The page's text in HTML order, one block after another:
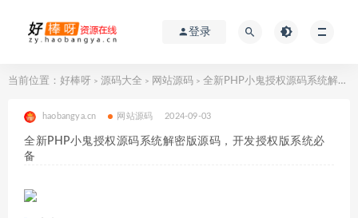
登录
当前位置： 好棒呀 > 源码大全 > 网站源码 > 全新PHP小鬼授权源码系统解密版源码，开发授权版系统必备
haobangya.cn 网站源码 2024-09-03
全新PHP小鬼授权源码系统解密版源码，开发授权版系统必
备